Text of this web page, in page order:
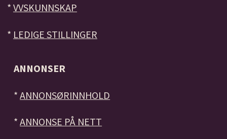
* VVSKUNNSKAP
* LEDIGE STILLINGER
ANNONSER
*ANNONSØRINNHOLD
*ANNONSE PÅ NETT